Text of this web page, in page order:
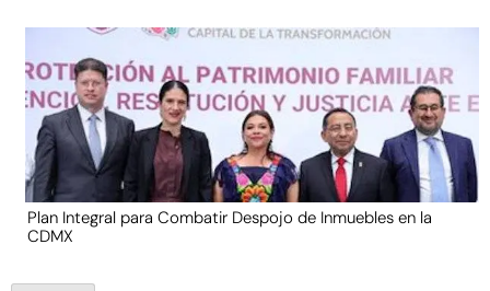
Plan Integral para Combatir Despojo de Inmuebles en la
CDMX